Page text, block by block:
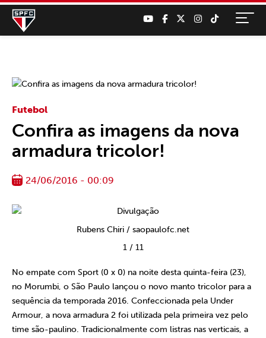
Futebol
Confira as imagens da nova
armadura tricolor!
24/06/2016 - 00:09
Rubens Chiri / saopaulofc.net
1/ 11
No empate com Sport (0 x 0) na noite desta quinta-feira (23),
no Morumbi, o São Paulo lançou o novo manto tricolor para a
sequência da temporada 2016. Confeccionada pela Under
Armour, a nova armadura 2 foi utilizada pela primeira vez pelo
time são-paulino. Tradicionalmente com listras nas verticais, a